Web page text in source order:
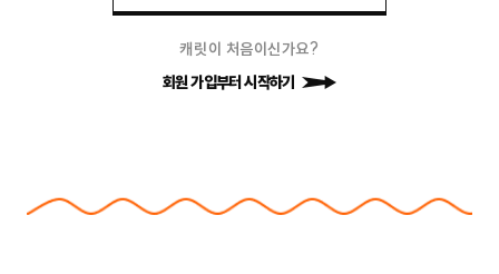
캐릿이 처음이신가요?
회원 가입부터 시작하기